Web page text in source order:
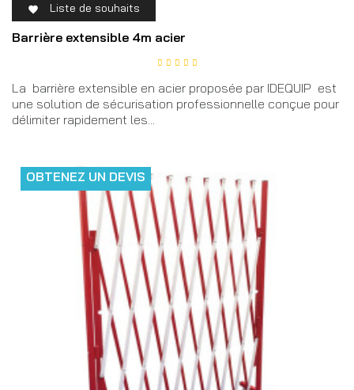
 Liste de souhaits
Barrière extensible 4m acier
La barrière extensible en acier proposée par IDEQUIP est
une solution de sécurisation professionnelle conçue pour
délimiter rapidement les...
OBTENEZ UN DEVIS